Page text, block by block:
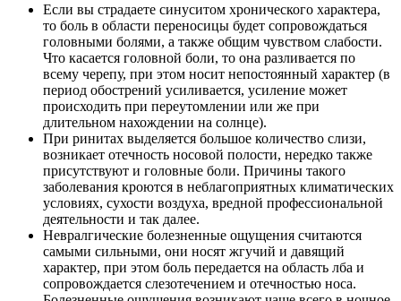
Если вы страдаете синуситом хронического характера,
то боль в области переносицы будет сопровождаться
головными болями, а также общим чувством слабости.
Что касается головной боли, то она разливается по
всему черепу, при этом носит непостоянный характер (в
период обострений усиливается, усиление может
происходить при переутомлении или же при
длительном нахождении на солнце).
При ринитах выделяется большое количество слизи,
возникает отечность носовой полости, нередко также
присутствуют и головные боли. Причины такого
заболевания кроются в неблагоприятных климатических
условиях, сухости воздуха, вредной профессиональной
деятельности и так далее.
Невралгические болезненные ощущения считаются
самыми сильными, они носят жгучий и давящий
характер, при этом боль передается на область лба и
сопровождается слезотечением и отечностью носа.